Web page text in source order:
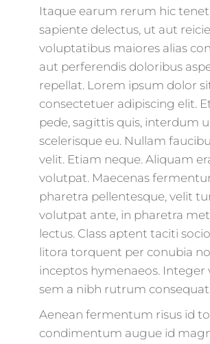
Itaque earum rerum hic
sapiente delectus, ut aut
voluptatibus maiores alias
aut perferendis doloribus
repellat. Lorem ipsum dolor
consectetuer adipiscing elit.
pede, sagittis quis, interdum
scelerisque eu. Nullam
velit. Etiam neque. Aliquam
volutpat. Maecenas
pharetra pellentesque, velit
volutpat ante, in pharetra
lectus. Class aptent taciti
litora torquent per conubia
inceptos hymenaeos. Integer
sem a nibh rutrum
Aenean fermentum risus id
condimentum augue id